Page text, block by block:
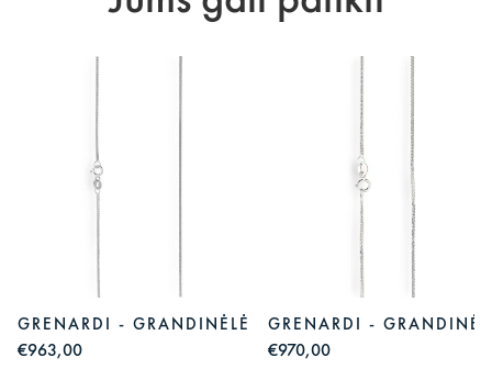
GRENARDI - GRANDINĖLĖ
€963,00
GRENARDI -
€970,00